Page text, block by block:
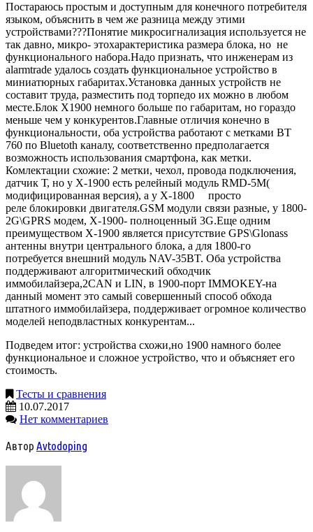
Постараюсь простым и доступным для конечного потребителя
языком, объяснить в чем же разница между этими
устройствами???Понятие микросигнализация используется не
так давно, микро- этохарактеристика размера блока, но не
функционального набора.Надо признать, что инженерам из
alarmtrade удалось создать функциональное устройство в
миниатюрных габаритах.Установка данных устройств не
составит труда, разместить под торпедо их можно в любом
месте.Блок X1900 немного больше по габаритам, но гораздо
меньше чем у конкурентов.Главные отличия конечно в
функциональности, оба устройства работают с метками BT
760 по Bluetoth каналу, соответственно предполагается
возможность использования смартфона, как метки.
Комлектации схожие: 2 метки, чехол, провода подключения,
датчик Т, но у X-1900 есть релейный модуль RMD-5M(
модифицированная версия), а у X-1800 просто
реле блокировки двигателя.GSM модули связи разные, у 1800-
2G\GPRS модем, X-1900- полноценный 3G.Еще одним
преимуществом X-1900 является присутствие GPS\Glonass
антенны внутри центрального блока, а для 1800-го
потребуется внешний модуль NAV-35BT. Оба устройства
поддерживают алгоритмический обходчик
иммобилайзера,2СAN и LIN, в 1900-порт IMMOKEY-на
данный момент это самый совершенный способ обхода
штатного иммобилайзера, поддерживает огромное количество
моделей неподвластных конкурентам...
Подведем итог: устройства схожи,но 1900 намного более
функциональное и сложное устройство, что и объясняет его
стоимость.
Тесты и сравнения
10.07.2017
Нет комментариев
Автор Avtodoping